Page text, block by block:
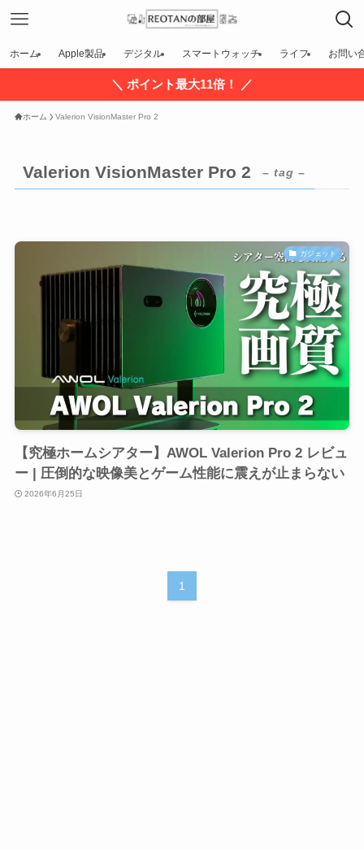
ホーム Apple製品 デジタル スマートウォッチ ライフ お問い
＼ ポイント最大11倍！ ／
ホーム Valerion VisionMaster Pro 2
Valerion VisionMaster Pro 2 – tag –
ガジェット
【究極ホームシアター】AWOL Valerion Pro 2 レビュ
ー | 圧倒的な映像美とゲーム性能に震えが止まらない
2026年6月25日
1